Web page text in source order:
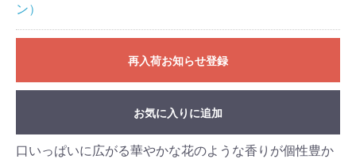
ン）
再入荷お知らせ登録
お気に入りに追加
口いっぱいに広がる華やかな花のような香りが個性豊か